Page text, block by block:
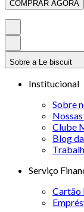
COMPRAR AGORA
Sobre a Le biscuit
Institucional
Sobre
Clube
Blog
Serviço
Cartão